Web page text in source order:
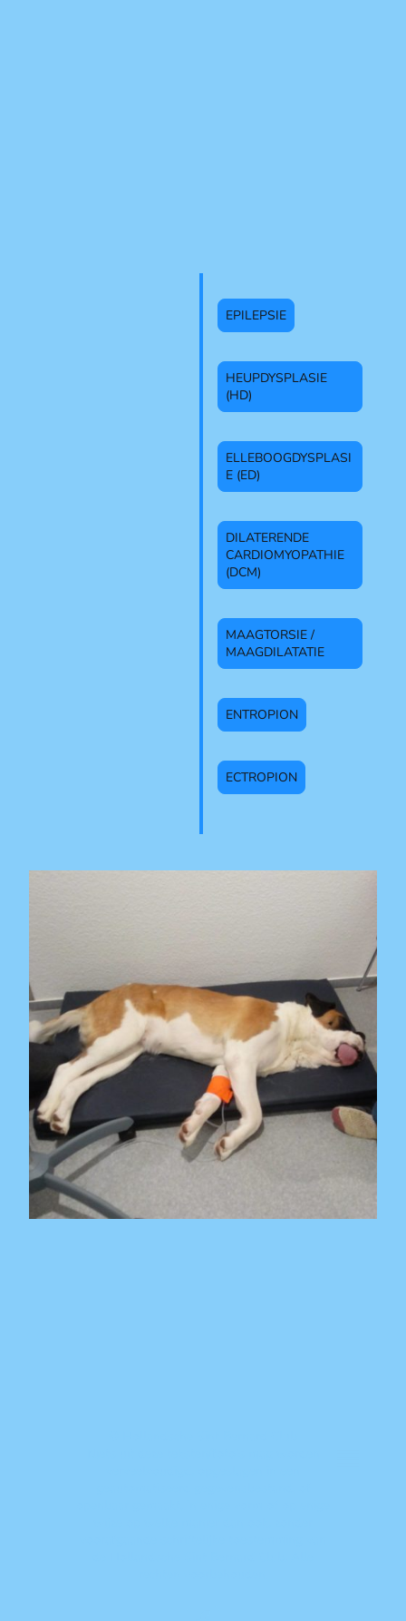
EPILEPSIE
HEUPDYSPLASIE
(HD)
ELLEBOOGDYSPLASI
E (ED)
DILATERENDE
CARDIOMYOPATHIE
(DCM)
MAAGTORSIE /
MAAGDILATATIE
ENTROPION
ECTROPION